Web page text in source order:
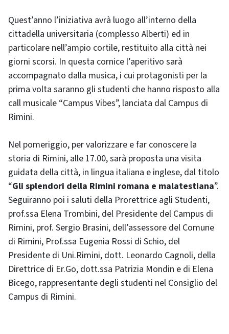
Quest’anno l’iniziativa avrà luogo all’interno della
cittadella universitaria (complesso Alberti) ed in
particolare nell’ampio cortile, restituito alla città nei
giorni scorsi. In questa cornice l’aperitivo sarà
accompagnato dalla musica, i cui protagonisti per la
prima volta saranno gli studenti che hanno risposto alla
call musicale “Campus Vibes”, lanciata dal Campus di
Rimini.
Nel pomeriggio, per valorizzare e far conoscere la
storia di Rimini, alle 17.00, sarà proposta una visita
guidata della città, in lingua italiana e inglese, dal titolo
“Gli splendori della Rimini romana e malatestiana”.
Seguiranno poi i saluti della Prorettrice agli Studenti,
prof.ssa Elena Trombini, del Presidente del Campus di
Rimini, prof. Sergio Brasini, dell’assessore del Comune
di Rimini, Prof.ssa Eugenia Rossi di Schio, del
Presidente di Uni.Rimini, dott. Leonardo Cagnoli, della
Direttrice di Er.Go, dott.ssa Patrizia Mondin e di Elena
Bicego, rappresentante degli studenti nel Consiglio del
Campus di Rimini.